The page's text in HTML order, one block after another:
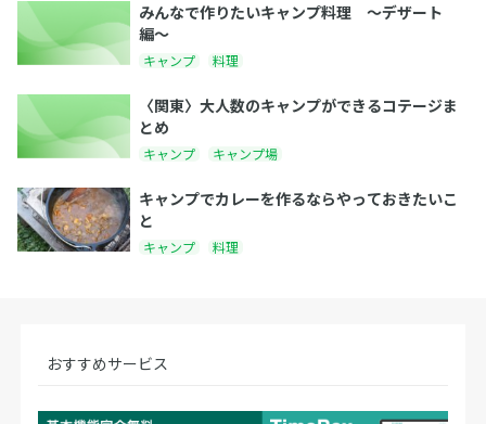
みんなで作りたいキャンプ料理 〜デザート
編〜
キャンプ 料理
〈関東〉大人数のキャンプができるコテージま
とめ
キャンプ キャンプ場
キャンプでカレーを作るならやっておきたいこ
と
キャンプ 料理
おすすめサービス